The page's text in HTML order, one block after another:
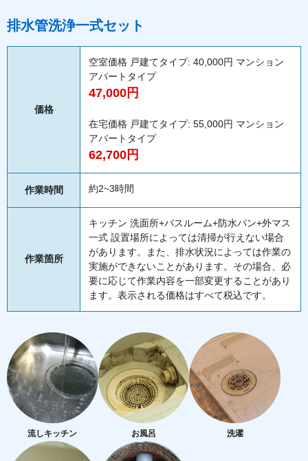
排水管洗浄一式セット
価格
空室価格 戸建てタイプ: 40,000円 マンション
アパートタイプ
47,000円
在宅価格 戸建てタイプ: 55,000円 マンション
アパートタイプ
62,700円
作業時間 約2~3時間
作業箇所
キッチン 洗面所+バスルーム+防水パン+外マス
一式 設置場所によっては清掃が行えない場合
があります。また、排水状況によっては作業の
実施ができないことがあります。その場合、必
要に応じて作業内容を一部変更することがあり
ます。表示される価格はすべて税込です。
流しキッチン お風呂 洗濯